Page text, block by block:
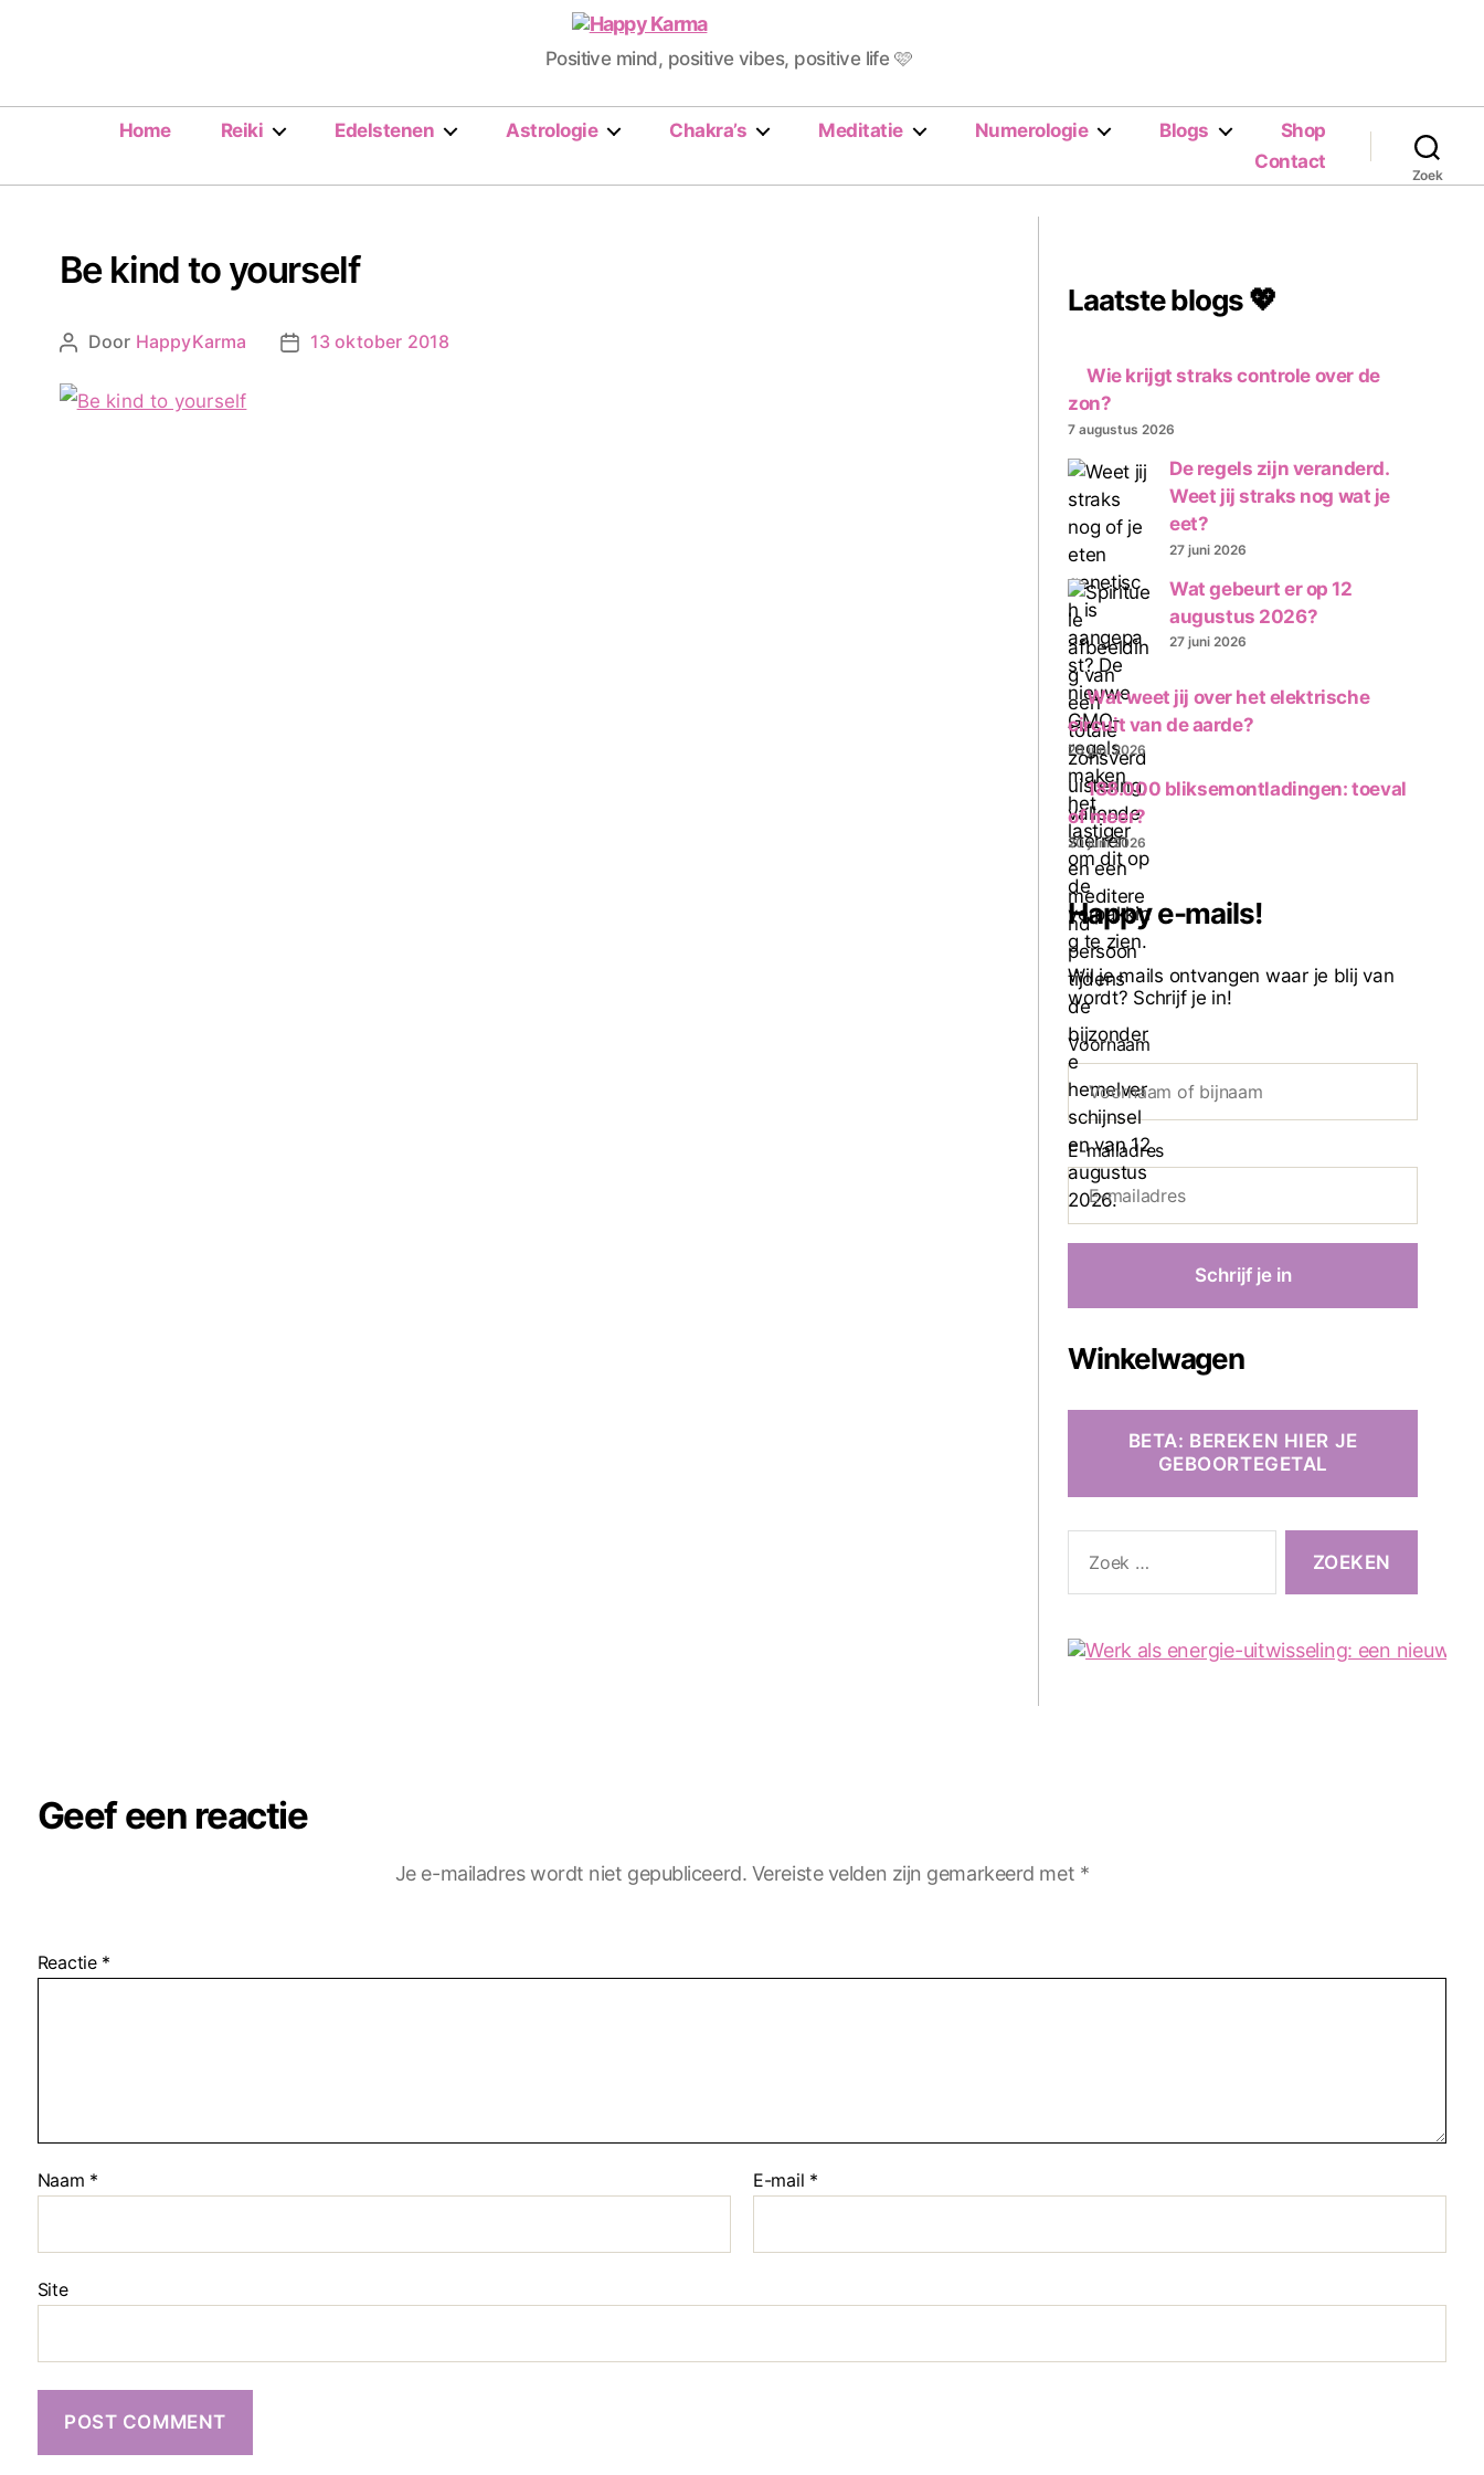
Happy
Karma
Positive mind, positive vibes, positive life 🩷
Home Reiki Edelstenen Astrologie Chakra’s Meditatie Numerologie Blogs
Shop
Contact
Zoek
Be kind to yourself
Berichtauteur
Door HappyKarma Berichtdatum
13 oktober 2018
Laatste blogs 💖
Wie krijgt straks controle over de
zon?
7 augustus 2026
De regels zijn veranderd.
Weet jij straks nog wat je
eet?
27 juni 2026
Wat gebeurt er op 12
augustus 2026?
27 juni 2026
Wat weet jij over het elektrische
circuit van de aarde?
20 juni 2026
188.000 bliksemontladingen: toeval
of meer?
20 juni 2026
Happy e-mails!
Wil je mails ontvangen waar je blij van
wordt? Schrijf je in!
Voornaam
E-mailadres
Winkelwagen
BETA: BEREKEN HIER JE
GEBOORTEGETAL
naar:
Geef een reactie
Je e-mailadres wordt niet gepubliceerd. Vereiste velden zijn gemarkeerd met *
Reactie *
Naam * E-mail *
Site